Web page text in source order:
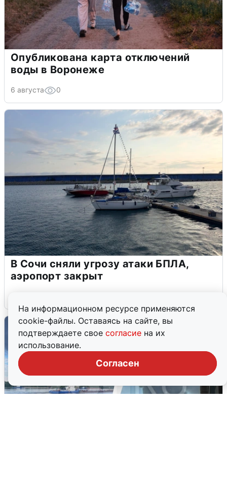
На информационном ресурсе применяются
cookie-файлы. Оставаясь на сайте, вы
подтверждаете свое согласие на их
использование.
Согласен
Опубликована карта отключений
воды в Воронеже
6 августа 0
В Сочи сняли угрозу атаки БПЛА,
аэропорт закрыт